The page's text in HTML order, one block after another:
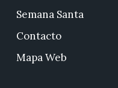
Semana Santa
Contacto
Mapa Web